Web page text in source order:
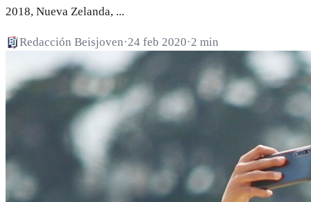
2018, Nueva Zelanda, ...
Redacción Beisjoven·24 feb 2020·2 min